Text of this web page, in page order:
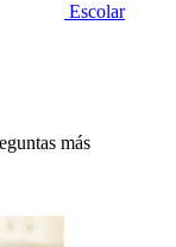
Escolar
más